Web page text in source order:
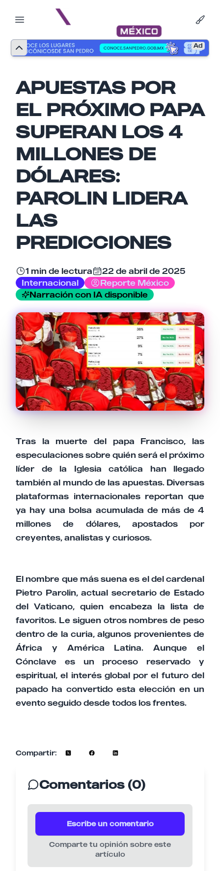
Ad
APUESTAS POR
EL PRÓXIMO PAPA
SUPERAN LOS 4
MILLONES DE
DÓLARES:
PAROLIN LIDERA
LAS
PREDICCIONES
1 min de lectura
22 de abril de 2025
Internacional
Reporte México
Narración con IA disponible
Tras la muerte del papa Francisco, las
especulaciones sobre quién será el próximo
líder de la Iglesia católica han llegado
también al mundo de las apuestas. Diversas
plataformas internacionales reportan que
ya hay una bolsa acumulada de más de 4
millones de dólares, apostados por
creyentes, analistas y curiosos.
El nombre que más suena es el del cardenal
Pietro Parolin, actual secretario de Estado
del Vaticano, quien encabeza la lista de
favoritos. Le siguen otros nombres de peso
dentro de la curia, algunos provenientes de
África y América Latina. Aunque el
Cónclave es un proceso reservado y
espiritual, el interés global por el futuro del
papado ha convertido esta elección en un
evento seguido desde todos los frentes.
Compartir:
Comentarios (0)
Escribe un comentario
Comparte tu opinión sobre este
artículo
Nombre
Email
Tu comentario
Cancelar Enviar comentario